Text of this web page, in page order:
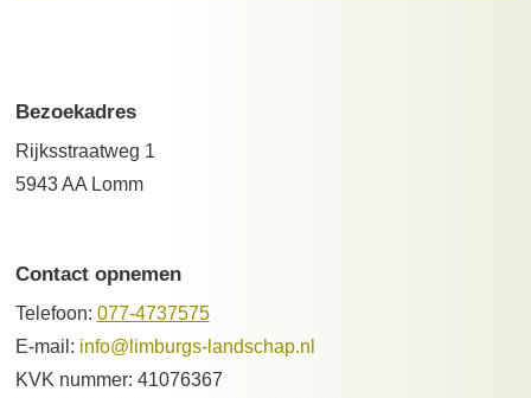
Bezoekadres
Rijksstraatweg 1
5943 AA Lomm
Contact opnemen
Telefoon: 077-4737575
E-mail: info@limburgs-landschap.nl
KVK nummer: 41076367